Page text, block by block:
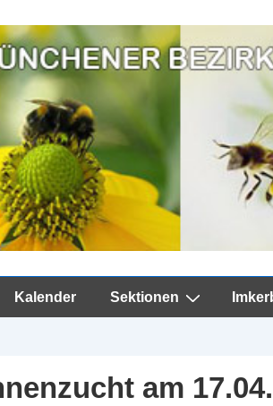
Kalender Sektionen
am